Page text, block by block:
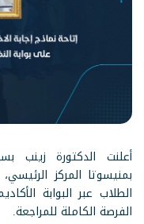
أعلنت الدكتورة زينب
بمنيسوتا المركز
الطلاب عبر البوابة
الفرصة الكاملة للمراجعة.